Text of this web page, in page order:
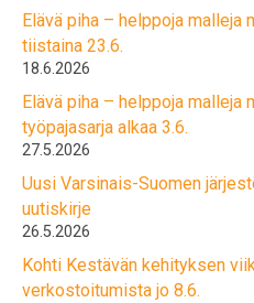
Elävä piha – helppoja
tiistaina 23.6.
18.6.2026
Elävä piha – helppoja malleja
työpajasarja alkaa 3.6.
27.5.2026
Uusi Varsinais-Suomen
uutiskirje
26.5.2026
Kohti Kestävän kehityksen
verkostoitumista jo 8.6.